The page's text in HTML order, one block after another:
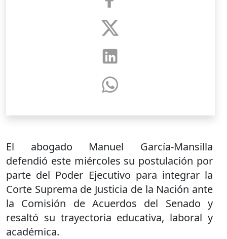
El abogado Manuel García-Mansilla
defendió este miércoles su postulación por
parte del Poder Ejecutivo para integrar la
Corte Suprema de Justicia de la Nación ante
la Comisión de Acuerdos del Senado y
resaltó su trayectoria educativa, laboral y
académica.